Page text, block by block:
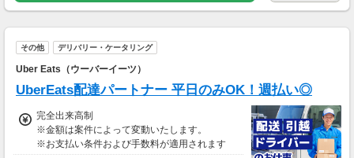
配送ドライバー
月4日：週1日稼働
配送ドライバー
※物量により変動の場合あり。
150個
その他 デリバリー・ケータリング
Uber Eats（ウーバーイーツ）
UberEats配達パートナー 平日のみOK！週払い◎
完全出来高制
※金額は案件によって変動いたします。
※お支払い条件および手数料が適用されます